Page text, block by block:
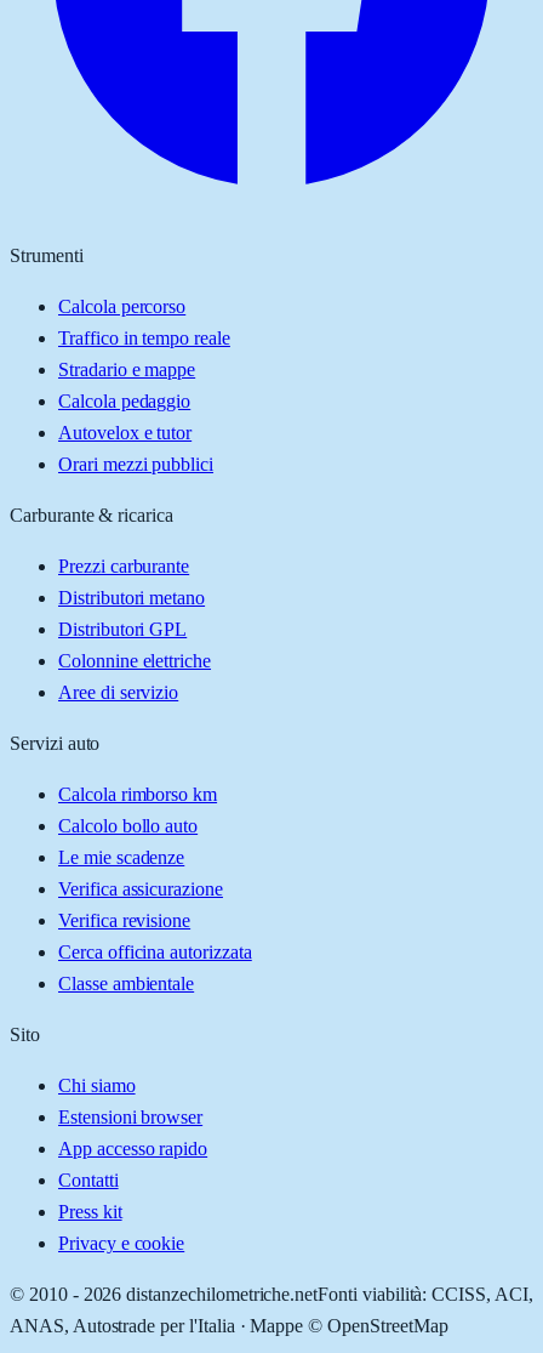
Strumenti
Calcola percorso
Traffico in tempo reale
Stradario e mappe
Calcola pedaggio
Autovelox e tutor
Orari mezzi pubblici
Carburante & ricarica
Prezzi carburante
Distributori metano
Distributori GPL
Colonnine elettriche
Aree di servizio
Servizi auto
Calcola rimborso km
Calcolo bollo auto
Le mie scadenze
Verifica assicurazione
Verifica revisione
Cerca officina autorizzata
Classe ambientale
Sito
Chi siamo
Estensioni browser
App accesso rapido
Contatti
Press kit
Privacy e cookie
© 2010 - 2026 distanzechilometriche.netFonti viabilità: CCISS, ACI,
ANAS, Autostrade per l'Italia · Mappe © OpenStreetMap